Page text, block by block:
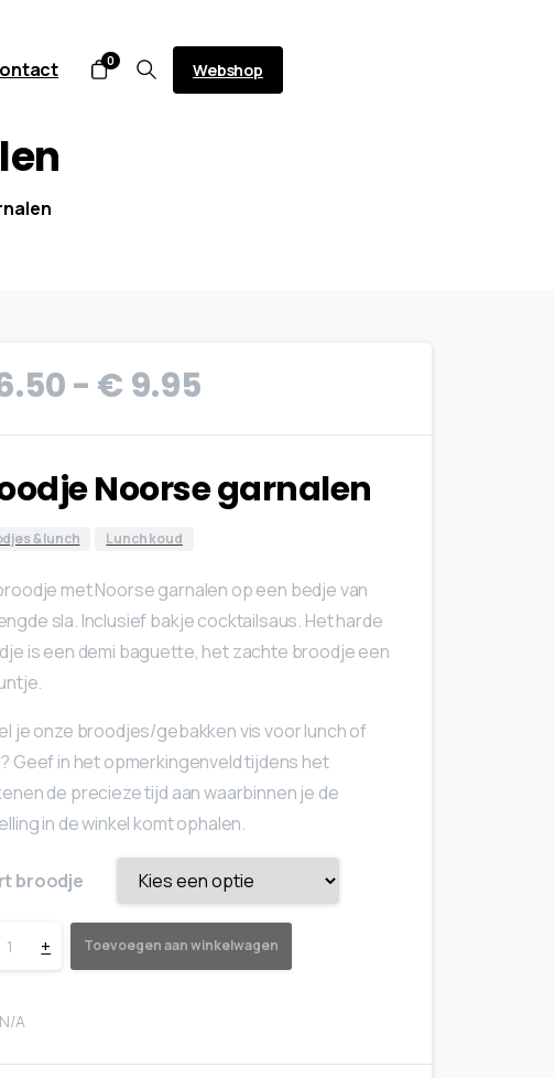
0 Webshop
- € 9.95Prijsklasse:
€ 6.50
€ 9.95
Noorse garnalen
& lunch Lunch koud
met Noorse garnalen op een bedje van
sla. Inclusief bakje cocktailsaus. Het harde
is een demi baguette, het zachte broodje een
je onze broodjes/gebakken vis voor lunch of
Geef in het opmerkingenveld tijdens het
de precieze tijd aan waarbinnen je de
in de winkel komt ophalen.
broodje
+ Toevoegen aan winkelwagen
N/A